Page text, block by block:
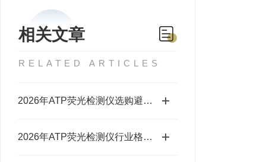
相关文章
RELATED ARTICLES
2026年ATP荧光检测仪选购避坑汇总：第3点极易踩雷
2026年ATP荧光检测仪行业格局分析：主流品牌选型参考